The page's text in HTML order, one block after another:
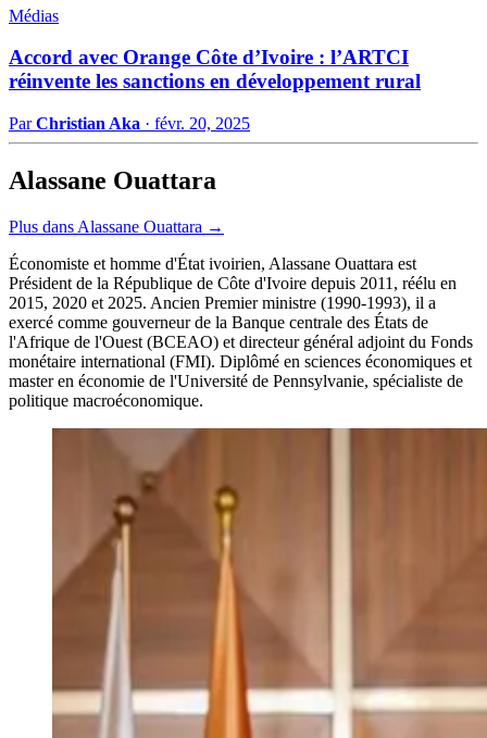
Médias
Accord avec Orange Côte d’Ivoire : l’ARTCI
réinvente les sanctions en développement rural
ParChristian Aka · févr. 20, 2025
Alassane Ouattara
Plus dans Alassane Ouattara →
Économiste et homme d'État ivoirien, Alassane Ouattara est
Président de la République de Côte d'Ivoire depuis 2011, réélu en
2015, 2020 et 2025. Ancien Premier ministre (1990-1993), il a
exercé comme gouverneur de la Banque centrale des États de
l'Afrique de l'Ouest (BCEAO) et directeur général adjoint du Fonds
monétaire international (FMI). Diplômé en sciences économiques et
master en économie de l'Université de Pennsylvanie, spécialiste de
politique macroéconomique.